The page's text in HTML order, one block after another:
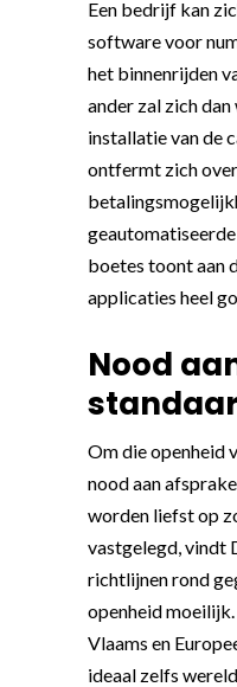
Een bedrijf kan
software voor
het binnenrijden
ander zal zich
installatie van de
ontfermt zich
boetes toont aan
applicaties heel
Nood
Om die openheid
nood aan
worden liefst op
vastgelegd, vindt
richtlijnen rond
openheid
Vlaams en
ideaal zelfs